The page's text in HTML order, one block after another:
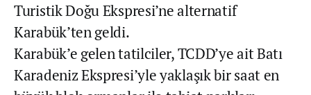
Turistik Doğu Ekspresi’ne alternatif
Karabük’ten geldi.
Karabük’e gelen tatilciler, TCDD’ye ait Batı
Karadeniz Ekspresi’yle yaklaşık bir saat en